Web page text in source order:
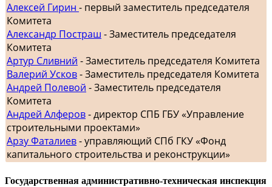
Алексей Гирин - первый заместитель председателя
Комитета
Александр Постраш - Заместитель председателя
Комитета
Артур Сливний - Заместитель председателя Комитета
Валерий Усков- Заместитель председателя Комитета
Андрей Полевой - Заместитель председателя
Комитета
Андрей Алферов- директор СПБ ГБУ «Управление
строительными проектами»
Арзу Фаталиев- управляющий СПб ГКУ «Фонд
капитального строительства и реконструкции»
Государственная административно-техническая инспекция